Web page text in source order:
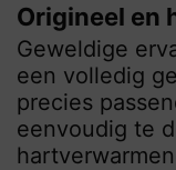
Origineel en
Geweldige
een volledig
precies
eenvoudig te